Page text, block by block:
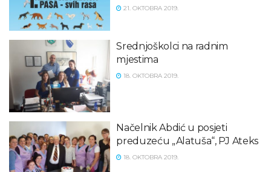
21. OKTOBRA 2019.
Srednjoškolci na radnim
mjestima
18. OKTOBRA 2019.
Načelnik Abdić u posjeti
preduzeću „Alatuša“, PJ Ateks
18. OKTOBRA 2019.